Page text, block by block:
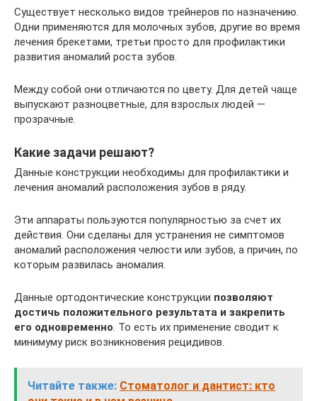
Существует несколько видов трейнеров по назначению.
Одни применяются для молочных зубов, другие во время
лечения брекетами, третьи просто для профилактики
развития аномалий роста зубов.
Между собой они отличаются по цвету. Для детей чаще
выпускают разноцветные, для взрослых людей —
прозрачные.
Какие задачи решают?
Данные конструкции необходимы для профилактики и
лечения аномалий расположения зубов в ряду.
Эти аппараты пользуются популярностью за счет их
действия. Они сделаны для устранения не симптомов
аномалий расположения челюсти или зубов, а причин, по
которым развилась аномалия.
Данные ортодонтические конструкции позволяют
достичь положительного результата и закрепить
его одновременно. То есть их применение сводит к
минимуму риск возникновения рецидивов.
Читайте также: Стоматолог и дантист: кто